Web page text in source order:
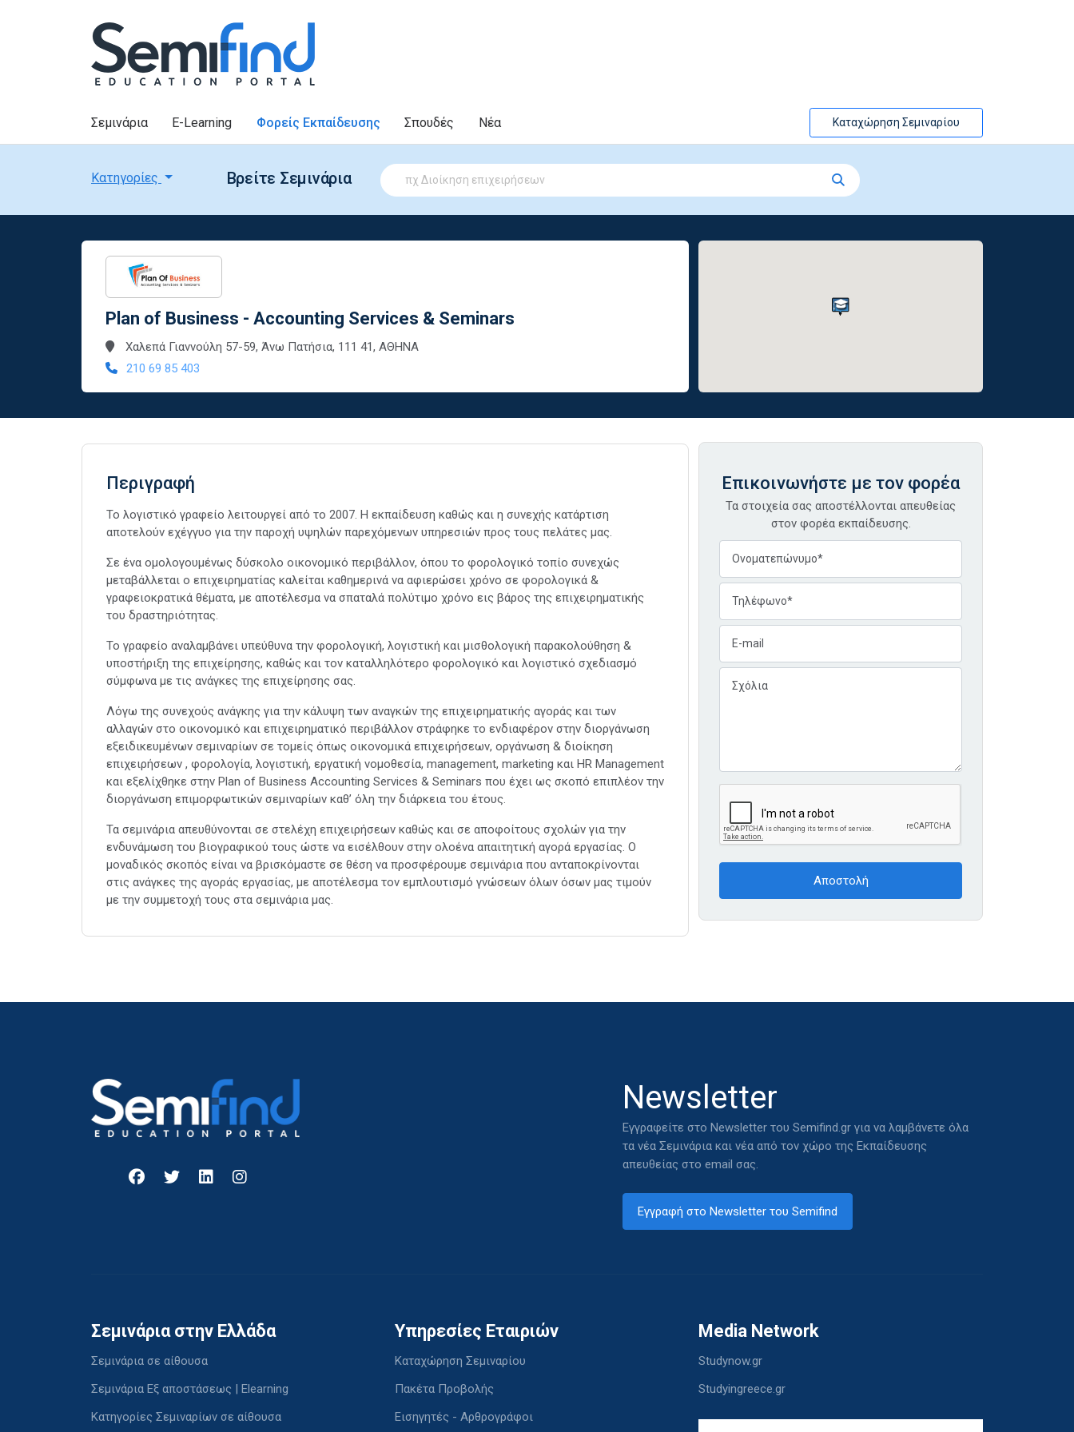
Σεμινάρια E-Learning Φορείς Εκπαίδευσης Σπουδές Νέα Καταχώρηση Σεμιναρίου
Κατηγορίες Βρείτε Σεμινάρια
Plan of Business - Accounting Services & Seminars
Χαλεπά Γιαννούλη 57-59, Άνω Πατήσια, 111 41, ΑΘΗΝΑ
210 69 85 403
Περιγραφή
Το λογιστικό γραφείο λειτουργεί από το 2007. Η εκπαίδευση καθώς και η συνεχής κατάρτιση
αποτελούν εχέγγυο για την παροχή υψηλών παρεχόμενων υπηρεσιών προς τους πελάτες μας.
Σε ένα ομολογουμένως δύσκολο οικονομικό περιβάλλον, όπου το φορολογικό τοπίο συνεχώς
μεταβάλλεται ο επιχειρηματίας καλείται καθημερινά να αφιερώσει χρόνο σε φορολογικά &
γραφειοκρατικά θέματα, με αποτέλεσμα να σπαταλά πολύτιμο χρόνο εις βάρος της επιχειρηματικής
του δραστηριότητας.
Το γραφείο αναλαμβάνει υπεύθυνα την φορολογική, λογιστική και μισθολογική παρακολούθηση &
υποστήριξη της επιχείρησης, καθώς και τον καταλληλότερο φορολογικό και λογιστικό σχεδιασμό
σύμφωνα με τις ανάγκες της επιχείρησης σας.
Λόγω της συνεχούς ανάγκης για την κάλυψη των αναγκών της επιχειρηματικής αγοράς και των
αλλαγών στο οικονομικό και επιχειρηματικό περιβάλλον στράφηκε το ενδιαφέρον στην διοργάνωση
εξειδικευμένων σεμιναρίων σε τομείς όπως οικονομικά επιχειρήσεων, οργάνωση & διοίκηση
επιχειρήσεων , φορολογία, λογιστική, εργατική νομοθεσία, management, marketing και HR Management
και εξελίχθηκε στην Plan of Business Accounting Services & Seminars που έχει ως σκοπό επιπλέον την
διοργάνωση επιμορφωτικών σεμιναρίων καθ’ όλη την διάρκεια του έτους.
Τα σεμινάρια απευθύνονται σε στελέχη επιχειρήσεων καθώς και σε αποφοίτους σχολών για την
ενδυνάμωση του βιογραφικού τους ώστε να εισέλθουν στην ολοένα απαιτητική αγορά εργασίας. Ο
μοναδικός σκοπός είναι να βρισκόμαστε σε θέση να προσφέρουμε σεμινάρια που ανταποκρίνονται
στις ανάγκες της αγοράς εργασίας, με αποτέλεσμα τον εμπλουτισμό γνώσεων όλων όσων μας τιμούν
με την συμμετοχή τους στα σεμινάρια μας.
Επικοινωνήστε με τον φορέα
Τα στοιχεία σας αποστέλλονται απευθείας
στον φορέα εκπαίδευσης.
Newsletter
Εγγραφείτε στο Newsletter του Semifind.gr για να λαμβάνετε όλα
τα νέα Σεμινάρια και νέα από τον χώρο της Εκπαίδευσης
απευθείας στο email σας.
Εγγραφή στο Newsletter του Semifind
Σεμινάρια στην Ελλάδα
Σεμινάρια σε αίθουσα
Σεμινάρια Εξ αποστάσεως | Elearning
Κατηγορίες Σεμιναρίων σε αίθουσα
Υπηρεσίες Εταιριών
Καταχώρηση Σεμιναρίου
Πακέτα Προβολής
Εισηγητές - Αρθρογράφοι
Media Network
Studynow.gr
Studyingreece.gr